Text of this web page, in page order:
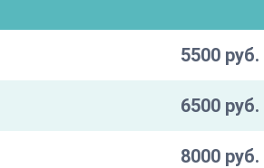
5500 руб.
6500 руб.
8000 руб.